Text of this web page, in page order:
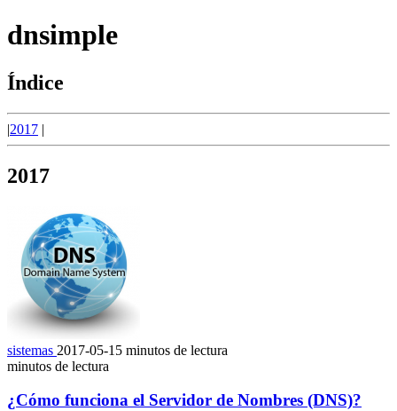
dnsimple
Índice
|2017 |
2017
sistemas 2017-05-15 minutos de lectura
minutos de lectura
¿Cómo funciona el Servidor de Nombres (DNS)?